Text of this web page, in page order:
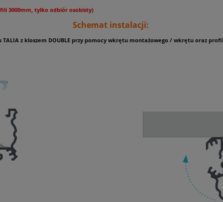
3000mm, tylko odbiór osobisty)
Schemat instalacji:
z kloszem DOUBLE przy pomocy wkrętu montażowego / wkrętu oraz